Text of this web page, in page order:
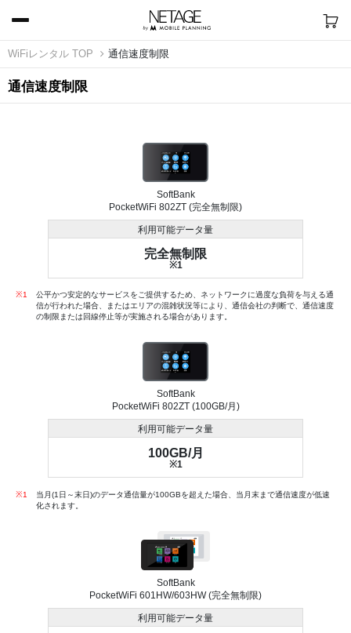
WiFiレンタル TOP 通信速度制限
通信速度制限
SoftBank
PocketWiFi 802ZT (完全無制限)
利用可能データ量
完全無制限
※1
※1
公平かつ安定的なサービスをご提供するため、ネットワークに過度な負荷を与える通
信が行われた場合、またはエリアの混雑状況等により、通信会社の判断で、通信速度
の制限または回線停止等が実施される場合があります。
SoftBank
PocketWiFi 802ZT (100GB/月)
利用可能データ量
100GB/月
※1
※1
当月(1日～末日)のデータ通信量が100GBを超えた場合、当月末まで通信速度が低速
化されます。
SoftBank
PocketWiFi 601HW/603HW (完全無制限)
利用可能データ量